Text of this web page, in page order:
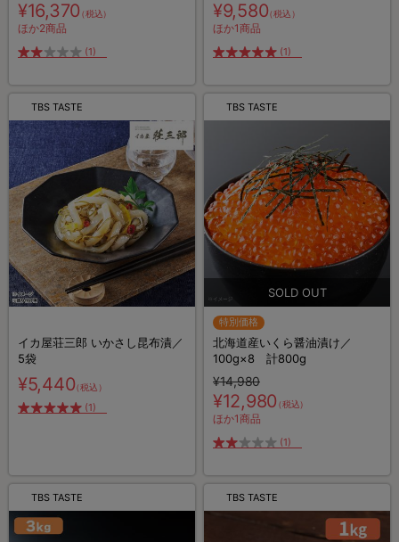
¥16,370（税込）
ほか2商品
(1)
¥9,580（税込）
ほか1商品
(1)
TBS TASTE
イカ屋荘三郎 いかさし昆布漬／
5袋
¥5,440（税込）
(1)
TBS TASTE
特別価格
北海道産いくら醤油漬け／
100g×8 計800g
¥14,980
¥12,980（税込）
ほか1商品
(1)
TBS TASTE TBS TASTE